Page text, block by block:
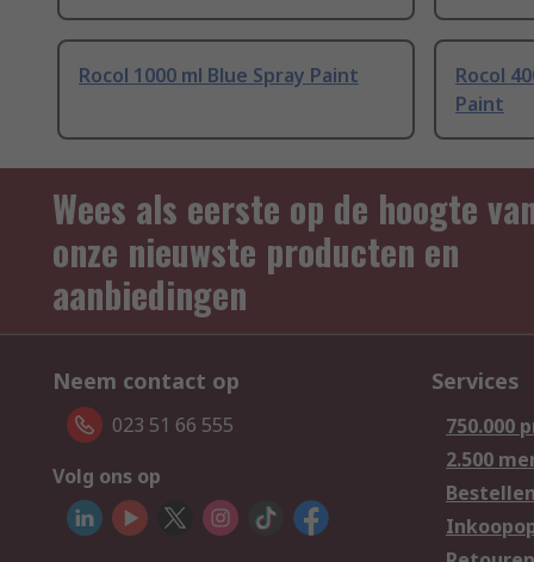
Rocol 1000 ml Blue Spray Paint
Rocol
Paint
Wees als eerste op de hoogte
onze nieuwste producten en
aanbiedingen
Neem contact op
023 51 66 555
Volg ons op
Services
750.000
2.500
Bestellen